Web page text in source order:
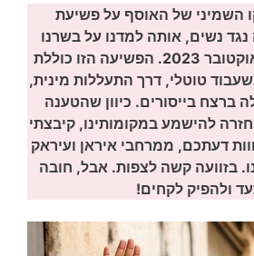
השמיני של האוסף על פשיעת
נשים, אותה למדנו על בשרנו
בטבח מאז ה- 7 באוקטובר 2023. הפשיעה הזו כוללת
טוטלי, דרך התעללות מינית,
ברצח בייסורים. כיוון שהטענה
להישמע במקומותינו, קיבצתי
דעתכם, ממרחבי איראן ועיראק
בזוועה קשה לצפות. אבל, חובה
ולהפיק לקחים!